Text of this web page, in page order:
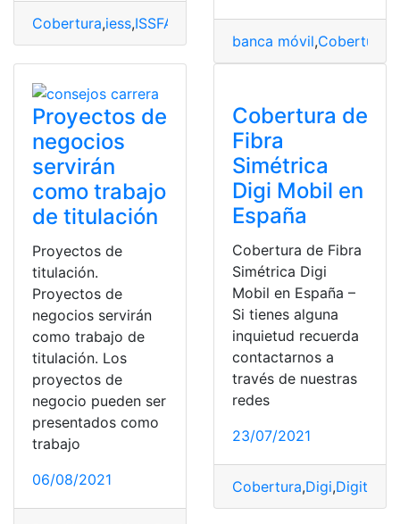
Cobertura,iess,ISSFA ISSPOL,MSP,Salud
banca móvil,Cobertura
Proyectos de
negocios
servirán
como trabajo
de titulación
Proyectos de
titulación.
Proyectos de
negocios servirán
como trabajo de
titulación. Los
proyectos de
negocio pueden ser
presentados como
trabajo
06/08/2021
Cobertura de
Fibra
Simétrica
Digi Mobil en
España
Cobertura de Fibra
Simétrica Digi
Mobil en España –
Si tienes alguna
inquietud recuerda
contactarnos a
través de nuestras
redes
23/07/2021
Cobertura,Digi,Digital